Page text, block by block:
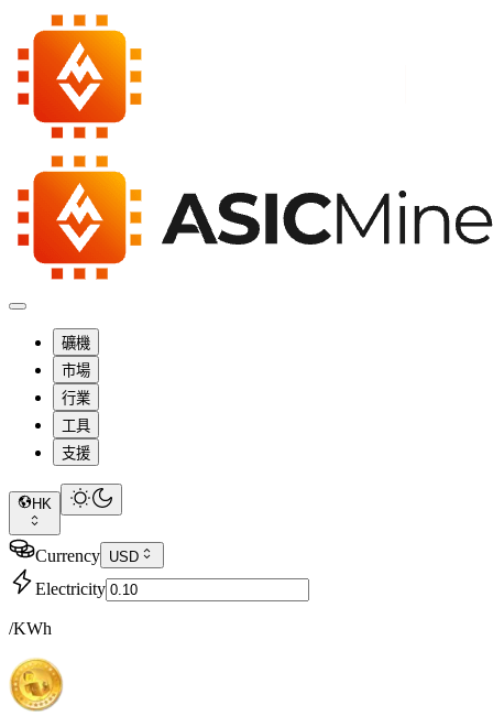
礦機
市場
行業
工具
支援
HK
Currency USD
Electricity
/KWh